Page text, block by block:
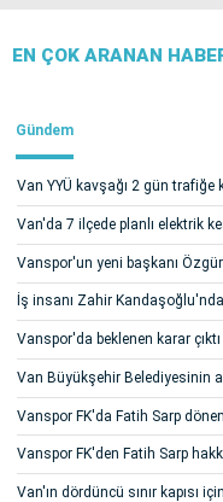
EN ÇOK ARANAN
Gündem
Van YYÜ kavşağı 2 gün trafiğe
Van'da 7 ilçede planlı elektrik
Vanspor'un yeni başkanı
İş insanı Zahir
Vanspor'da beklenen karar çıktı
Van Büyükşehir Belediyesinin
Vanspor FK'da Fatih Sarp
Vanspor FK'den Fatih Sarp
Van'ın dördüncü sınır kapısı